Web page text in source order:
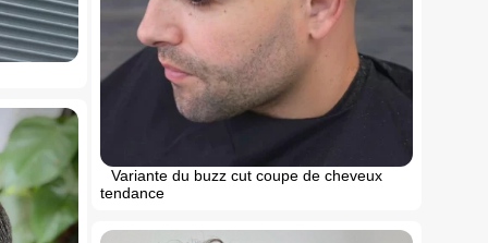
Variante du buzz cut coupe de cheveux
tendance